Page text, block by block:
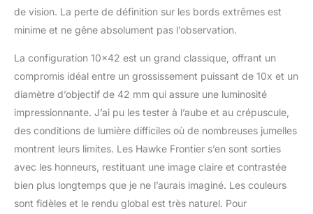
de vision. La perte de définition sur les bords extrêmes est
minime et ne gêne absolument pas l’observation.
La configuration 10×42 est un grand classique, offrant un
compromis idéal entre un grossissement puissant de 10x et un
diamètre d’objectif de 42 mm qui assure une luminosité
impressionnante. J’ai pu les tester à l’aube et au crépuscule,
des conditions de lumière difficiles où de nombreuses jumelles
montrent leurs limites. Les Hawke Frontier s’en sont sorties
avec les honneurs, restituant une image claire et contrastée
bien plus longtemps que je ne l’aurais imaginé. Les couleurs
sont fidèles et le rendu global est très naturel. Pour